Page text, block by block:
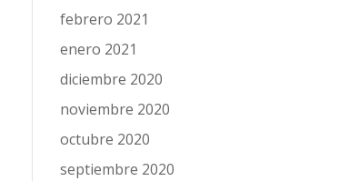
febrero 2021
enero 2021
diciembre 2020
noviembre 2020
octubre 2020
septiembre 2020